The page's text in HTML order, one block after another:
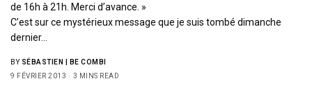
de 16h à 21h. Merci d’avance. »
C’est sur ce mystérieux message que je suis tombé dimanche
dernier…
BY SÉBASTIEN | BE COMBI
9 FÉVRIER 2013
3 MINS READ